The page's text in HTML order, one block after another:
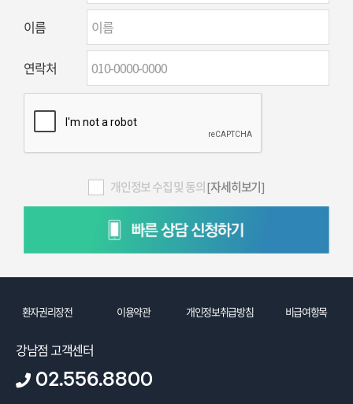
이름
연락처
개인정보 수집 및 동의[자세히보기]
환자권리장전 이용약관 개인정보취급방침 비급여항목
강남점 고객센터
02.556.8800